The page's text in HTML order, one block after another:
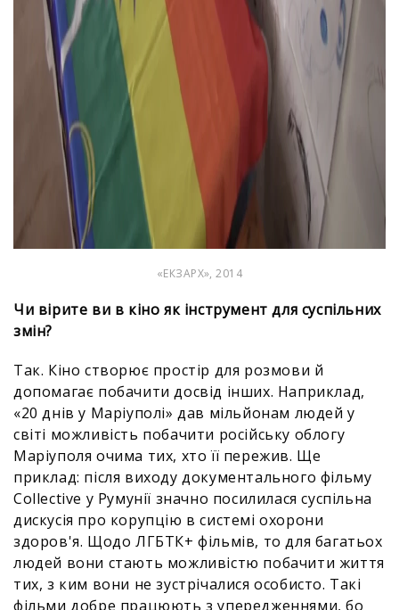
«ЕКЗАРХ», 2014
Чи вірите ви в кіно як інструмент для суспільних
змін?
Так. Кіно створює простір для розмови й
допомагає побачити досвід інших. Наприклад,
«20 днів у Маріуполі» дав мільйонам людей у
світі можливість побачити російську облогу
Маріуполя очима тих, хто її пережив. Ще
приклад: після виходу документального фільму
Collective у Румунії значно посилилася суспільна
дискусія про корупцію в системі охорони
здоров'я. Щодо ЛГБТК+ фільмів, то для багатьох
людей вони стають можливістю побачити життя
тих, з ким вони не зустрічалися особисто. Такі
фільми добре працюють з упередженнями, бо